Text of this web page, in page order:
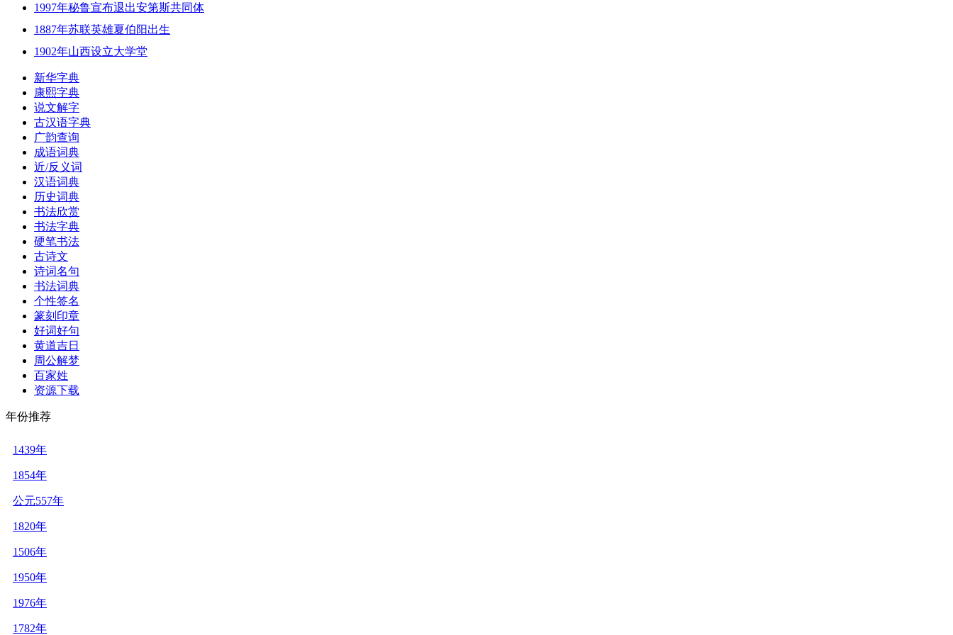
1997年秘鲁宣布退出安第斯共同体
1887年苏联英雄夏伯阳出生
1902年山西设立大学堂
新华字典
康熙字典
说文解字
古汉语字典
广韵查询
成语词典
近/反义词
汉语词典
历史词典
书法欣赏
书法字典
硬笔书法
古诗文
诗词名句
书法词典
个性签名
篆刻印章
好词好句
黄道吉日
周公解梦
百家姓
资源下载
年份推荐
1439年
1854年
公元557年
1820年
1506年
1950年
1976年
1782年